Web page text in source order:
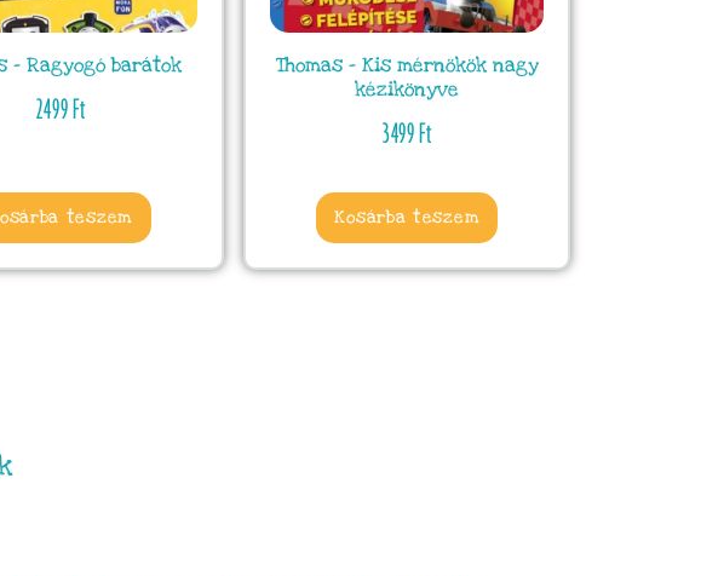
– Ragyogó barátok
2499Ft
teszem
Thomas – Kis mérnökök nagy
kézikönyve
3499Ft
Kosárba teszem